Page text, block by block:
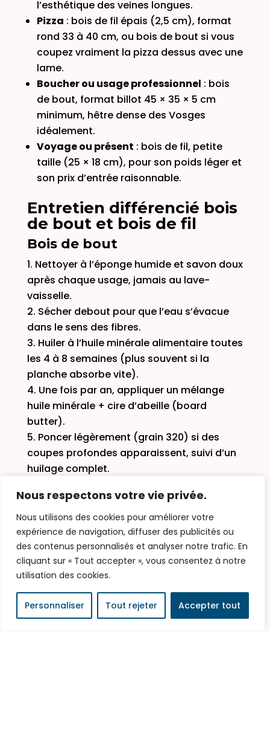
Nous respectons votre vie privée.
Nous utilisons des cookies pour améliorer votre
expérience de navigation, diffuser des publicités ou
des contenus personnalisés et analyser notre trafic. En
cliquant sur « Tout accepter », vous consentez à notre
utilisation des cookies.
Personnaliser Tout rejeter Accepter tout
l’esthétique des veines longues.
Pizza : bois de fil épais (2,5 cm), format
rond 33 à 40 cm, ou bois de bout si vous
coupez vraiment la pizza dessus avec une
lame.
Boucher ou usage professionnel : bois
de bout, format billot 45 × 35 × 5 cm
minimum, hêtre dense des Vosges
idéalement.
Voyage ou présent : bois de fil, petite
taille (25 × 18 cm), pour son poids léger et
son prix d’entrée raisonnable.
Entretien différencié bois
de bout et bois de fil
Bois de bout
Nettoyer à l’éponge humide et savon doux
après chaque usage, jamais au lave-
vaisselle.
Sécher debout pour que l’eau s’évacue
dans le sens des fibres.
Huiler à l’huile minérale alimentaire toutes
les 4 à 8 semaines (plus souvent si la
planche absorbe vite).
Une fois par an, appliquer un mélange
huile minérale + cire d’abeille (board
butter).
Poncer légèrement (grain 320) si des
coupes profondes apparaissent, suivi d’un
huilage complet.
Bois de fil
Nettoyer à l’éponge humide et savon doux
après chaque usage.
Sécher à plat ou debout, indifféremment.
Huiler tous les 2 à 3 mois, l’huile pénètre
moins profondément.
En cas de tâche persistante, frotter avec
du gros sel + citron, rincer, sécher, ré-huiler.